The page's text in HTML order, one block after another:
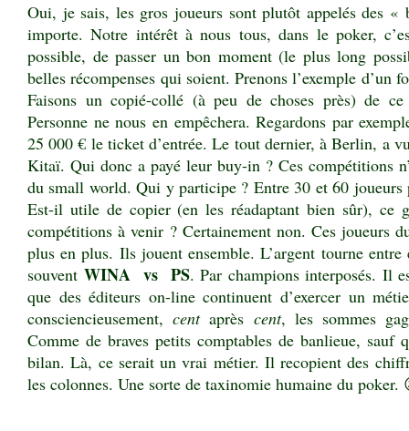
Oui, je sais, les gros joueurs sont plutôt appelés des «
importe. Notre intérêt à nous tous, dans le poker,
possible, de passer un bon moment (le plus long
belles récompenses qui soient. Prenons l’exemple d’un
Faisons un copié-collé (à peu de choses près) de ce
Personne ne nous en empêchera. Regardons par
25 000 € le ticket d’entrée. Le tout dernier, à Berlin, a
Kitaï. Qui donc a payé leur buy-in ? Ces compétitions
du small world. Qui y participe ? Entre 30 et 60 joueurs
Est-il utile de copier (en les réadaptant bien sûr), ce
compétitions à venir ? Certainement non. Ces joueurs
plus en plus. Ils jouent ensemble. L’argent tourne
souvent WINA vs PS. Par champions interposés. Il
que des éditeurs on-line continuent d’exercer un
consciencieusement,centaprès cent, les sommes
Comme de braves petits comptables de banlieue, sauf
bilan. Là, ce serait un vrai métier. Il recopient des
les colonnes. Une sorte de taxinomie humaine du poker.